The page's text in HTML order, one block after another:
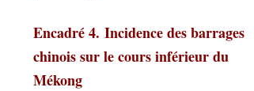
Encadré 4. Incidence des barrages
chinois sur le cours inférieur du
Mékong